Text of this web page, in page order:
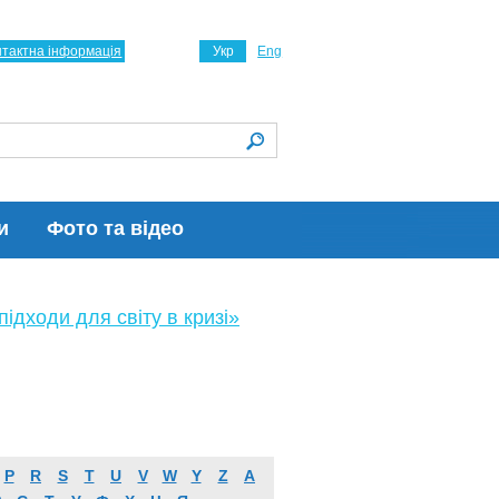
Фото та відео
Укр Eng
інформація
для світу в кризі»
P R S T U V W Y Z
А